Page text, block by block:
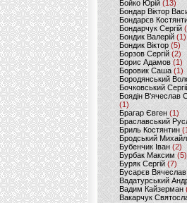
Бойко Юрій (13)
Бондар Віктор
Бондарєв
Бондарчук Сергій
Бондик Валерій (1)
Бондик Віктор(5)
Борзов Сергiй (2)
Борис Адамов(1)
Боровик Саша (1)
Бородянський
Бочковський
Боядін В'ячеслав
(1)
Брагар Євген (1)
Браславський
Бриль Костянтин
Бродський
Бубенчик Іван(2)
Бурбак Максим (5)
Буряк Сергій (7)
Бусарєв Вячеслав
Вадатурський
Вадим Кайзерман
Вакарчук